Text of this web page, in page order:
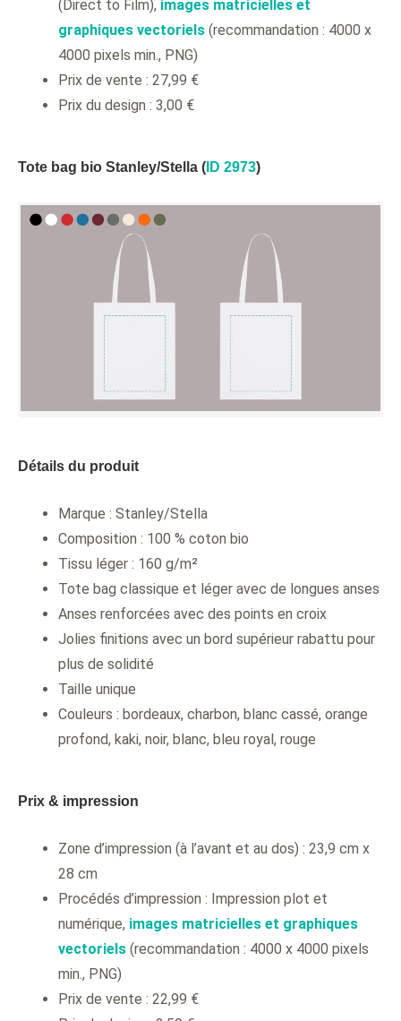
(Direct to Film), images matricielles et
graphiques vectoriels (recommandation : 4000 x
4000 pixels min., PNG)
Prix de vente : 27,99 €
Prix du design : 3,00 €
Tote bag bio Stanley/Stella ( ID 2973)
Détails du produit
Marque : Stanley/Stella
Composition : 100 % coton bio
Tissu léger : 160 g/m²
Tote bag classique et léger avec de longues anses
Anses renforcées avec des points en croix
Jolies finitions avec un bord supérieur rabattu pour
plus de solidité
Taille unique
Couleurs : bordeaux, charbon, blanc cassé, orange
profond, kaki, noir, blanc, bleu royal, rouge
Prix & impression
Zone d’impression (à l’avant et au dos) : 23,9 cm x
28 cm
Procédés d’impression : Impression plot et
numérique, images matricielles et graphiques
vectoriels (recommandation : 4000 x 4000 pixels
min., PNG)
Prix de vente : 22,99 €